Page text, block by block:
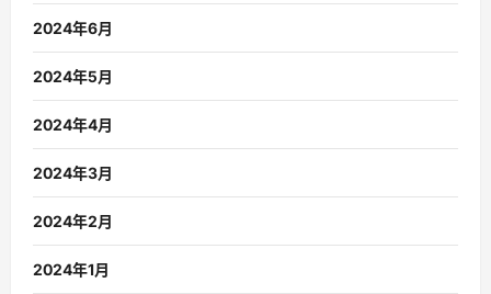
2024年6月
2024年5月
2024年4月
2024年3月
2024年2月
2024年1月